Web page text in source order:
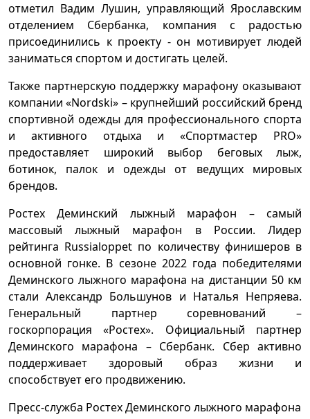
отметил Вадим Лушин, управляющий Ярославским
отделением Сбербанка, компания с радостью
присоединились к проекту - он мотивирует людей
заниматься спортом и достигать целей.
Также партнерскую поддержку марафону оказывают
компании «Nordski» – крупнейший российский бренд
спортивной одежды для профессионального спорта
и активного отдыха и «Спортмастер PRO»
предоставляет широкий выбор беговых лыж,
ботинок, палок и одежды от ведущих мировых
брендов.
Ростех Деминский лыжный марафон – самый
массовый лыжный марафон в России. Лидер
рейтинга Russialoppet по количеству финишеров в
основной гонке. В сезоне 2022 года победителями
Деминского лыжного марафона на дистанции 50 км
стали Александр Большунов и Наталья Непряева.
Генеральный партнер соревнований –
госкорпорация «Ростех». Официальный партнер
Деминского марафона – Сбербанк. Сбер активно
поддерживает здоровый образ жизни и
способствует его продвижению.
Пресс-служба Ростех Деминского лыжного марафона